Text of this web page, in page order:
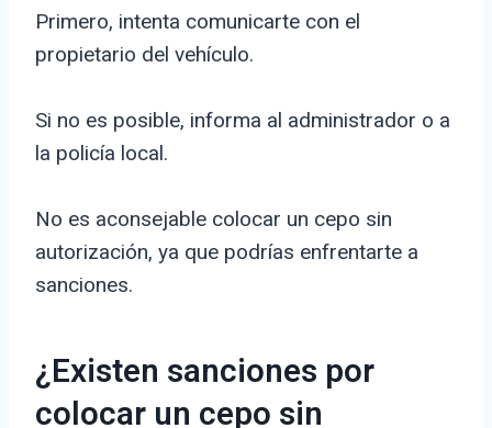
Primero, intenta comunicarte con el
propietario del vehículo.
Si no es posible, informa al administrador o a
la policía local.
No es aconsejable colocar un cepo sin
autorización, ya que podrías enfrentarte a
sanciones.
¿Existen sanciones por
colocar un cepo sin